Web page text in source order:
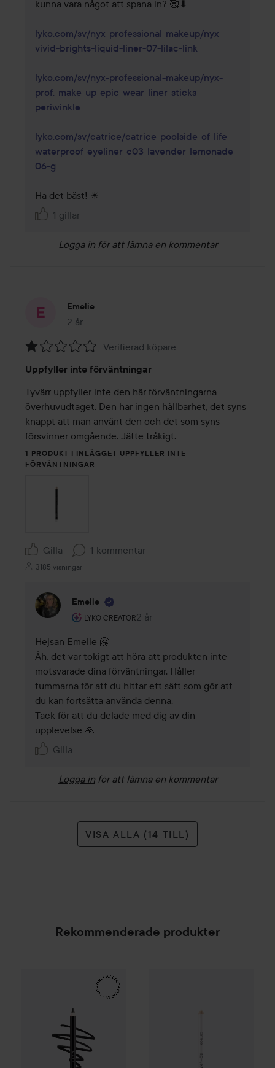
kunna vara något att spana in? 🥰⬇
lyko.com/sv/nyx-professional-makeup/nyx-
vivid-brights-liquid-liner-07-lilac-link
lyko.com/sv/nyx-professional-makeup/nyx-
prof.-make-up-epic-wear-liner-sticks-
periwinkle
lyko.com/sv/catrice/catrice-poolside-of-life-
waterproof-eyeliner-c03-lavender-lemonade-
06-g
Ha det bäst! ☀
1 gillar
Logga in för att lämna en kommentar
Emelie
2 år
Inlägget skapades 2 år
1
av
5
Verifierad köpare
Uppfyller inte förväntningar
Tyvärr uppfyller inte den här förväntningarna
överhuvudtaget. Den har ingen hållbarhet, det syns
knappt att man använt den och det som syns
försvinner omgående. Jätte tråkigt.
1 PRODUKT I INLÄGGET UPPFYLLER INTE
FÖRVÄNTNINGAR
Gilla 1 kommentar
3185 visningar
Emelie
LYKO CREATOR
Användarens roll: Lyko Creator.
2 år
Kommentaren lades 2 år
Hejsan Emelie 🤗
Åh, det var tokigt att höra att produkten inte
motsvarade dina förväntningar. Håller
tummarna för att du hittar ett sätt som gör att
du kan fortsätta använda denna.
Tack för att du delade med dig av din
upplevelse 🙏
Gilla
Logga in för att lämna en kommentar
VISA ALLA (14 TILL)
Rekommenderade produkter
Make Up Store